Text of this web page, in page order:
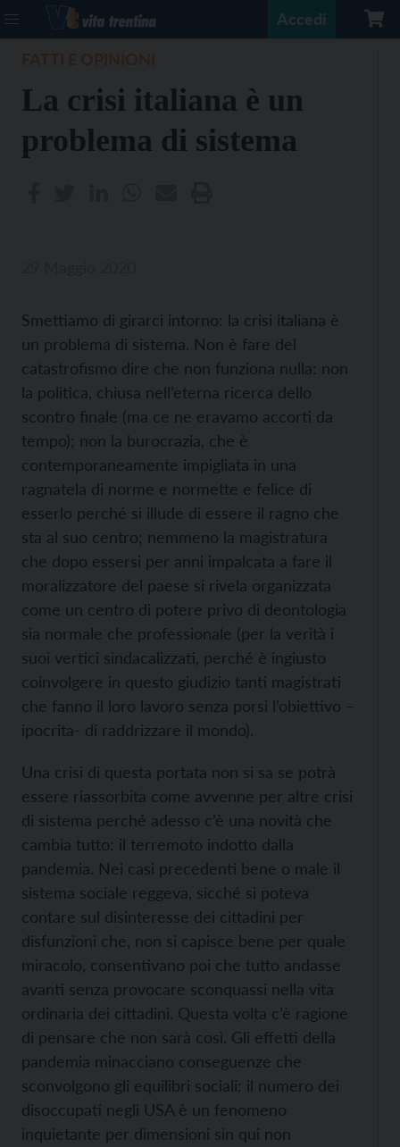
Accedi
La crisi italiana è un
problema di sistema
Smettiamo di girarci intorno: la crisi italiana è
un problema di sistema. Non è fare del
catastrofismo dire che non funziona nulla: non
la politica, chiusa nell’eterna ricerca dello
scontro finale (ma ce ne eravamo accorti da
tempo); non la burocrazia, che è
contemporaneamente impigliata in una
ragnatela di norme e normette e felice di
esserlo perché si illude di essere il ragno che
sta al suo centro; nemmeno la magistratura
che dopo essersi per anni impalcata a fare il
moralizzatore del paese si rivela organizzata
come un centro di potere privo di deontologia
sia normale che professionale (per la verità i
suoi vertici sindacalizzati, perché è ingiusto
coinvolgere in questo giudizio tanti magistrati
che fanno il loro lavoro senza porsi l’obiettivo –
ipocrita- di raddrizzare il mondo).
Una crisi di questa portata non si sa se potrà
essere riassorbita come avvenne per altre crisi
di sistema perché adesso c’è una novità che
cambia tutto: il terremoto indotto dalla
pandemia. Nei casi precedenti bene o male il
sistema sociale reggeva, sicché si poteva
contare sul disinteresse dei cittadini per
disfunzioni che, non si capisce bene per quale
miracolo, consentivano poi che tutto andasse
avanti senza provocare sconquassi nella vita
ordinaria dei cittadini. Questa volta c’è ragione
di pensare che non sarà così. Gli effetti della
pandemia minacciano conseguenze che
sconvolgono gli equilibri sociali: il numero dei
disoccupati negli USA è un fenomeno
inquietante per dimensioni sin qui non